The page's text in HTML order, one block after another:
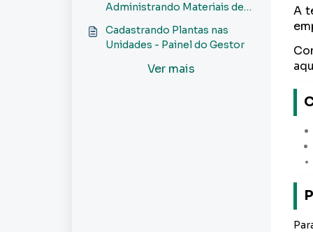
Administrando Materiais de
Cadastrando Plantas nas
Unidades - Painel do Gestor
Ver mais
A